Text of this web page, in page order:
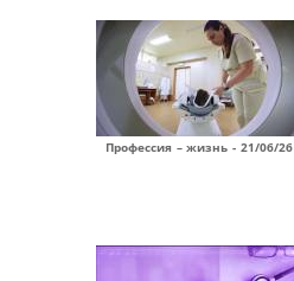
Профессия – жизнь - 21/06/26